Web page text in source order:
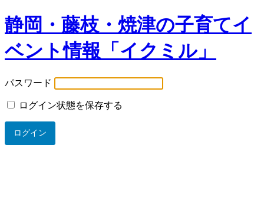
静岡・藤枝・焼津の子育てイ
ベント情報「イクミル」
パスワード
ログイン状態を保存する